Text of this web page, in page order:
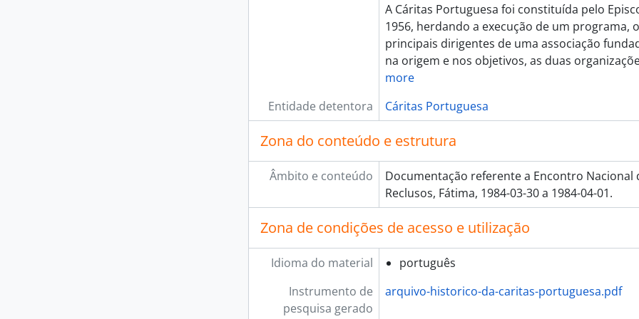
[Documento composto] 215 - [Protocolo BES/
[Documento composto] 216 - Despesas 2008-2011,
[Documento composto] 217 - Grupo Universitário
[Documento composto] 218 - Projecto Vida, 1987 -
[Documento composto] 219 - Animar, 1996
[Documento simples] 220 - Cinquentenário do
[Documento simples] 221 - Inauguração do troço da
[Documento simples] 222 - Santa Casa da
[Documento composto] 224 - Rede Europeia Anti-
[Documento composto] 225 - Conselho Consultivo
[Documento composto] 226 - Associação Dignitude,
[Documento composto] 227 - Direito à Alimentação,
[Documento composto] 228 - Fórum Não
[Documento composto] 229 - GASNova-Fct, 2003 -
[Documento simples] 230 - Cartaz Imigrantes que
[Documento simples] 231 - Cartaz Seminário Da
[Documento simples] 232 - Vídeo-cartas no Semi-
A Cáritas Portuguesa foi constituída pelo
1956, herdando a execução de um programa,
principais dirigentes de uma associação
na origem e nos objetivos, as duas
more
Entidade detentora
Cáritas Portuguesa
Zona do conteúdo e estrutura
Âmbito e conteúdo
Documentação referente a Encontro Nacional
Reclusos, Fátima, 1984-03-30 a 1984-04-01.
Zona de condições de acesso e utilização
Idioma do material
português
Instrumento de
pesquisa gerado
arquivo-historico-da-caritas-portuguesa.pdf